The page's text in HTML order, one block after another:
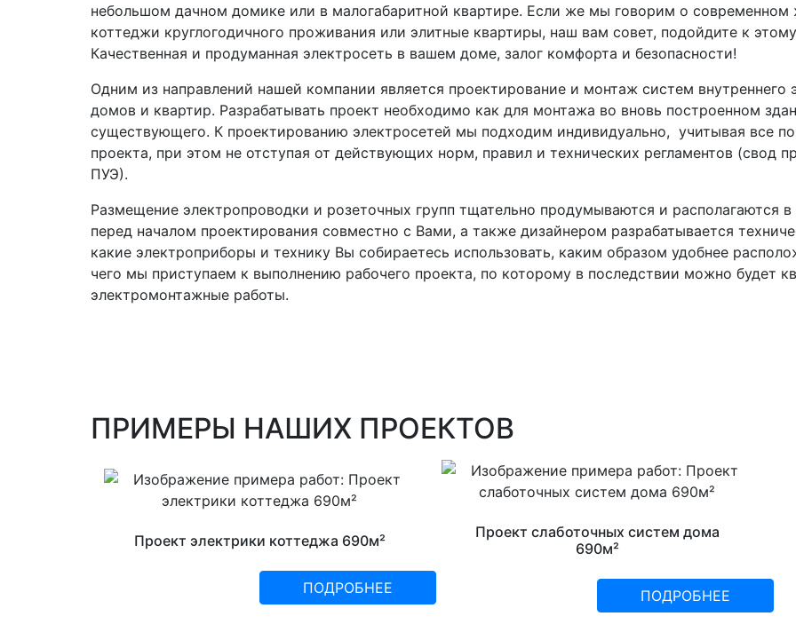
небольшом дачном домике или в малогабаритной квартире. Если же мы говорим о современном
коттеджи круглогодичного проживания или элитные квартиры, наш вам совет, подойдите к
Качественная и продуманная электросеть в вашем доме, залог комфорта и безопасности!
Одним из направлений нашей компании является проектирование и монтаж систем внутреннего
домов и квартир. Разрабатывать проект необходимо как для монтажа во вновь построенном
существующего. К проектированию электросетей мы подходим индивидуально, учитывая все
проекта, при этом не отступая от действующих норм, правил и технических регламентов (свод
ПУЭ).
Размещение электропроводки и розеточных групп тщательно продумываются и располагаются
перед началом проектирования совместно с Вами, а также дизайнером разрабатывается
какие электроприборы и технику Вы собираетесь использовать, каким образом удобнее
чего мы приступаем к выполнению рабочего проекта, по которому в последствии можно будет
электромонтажные работы.
ПРИМЕРЫ НАШИХ ПРОЕКТОВ
Проект электрики коттеджа 690м²
ПОДРОБНЕЕ
Проект слаботочных систем дома
690м²
ПОДРОБНЕЕ